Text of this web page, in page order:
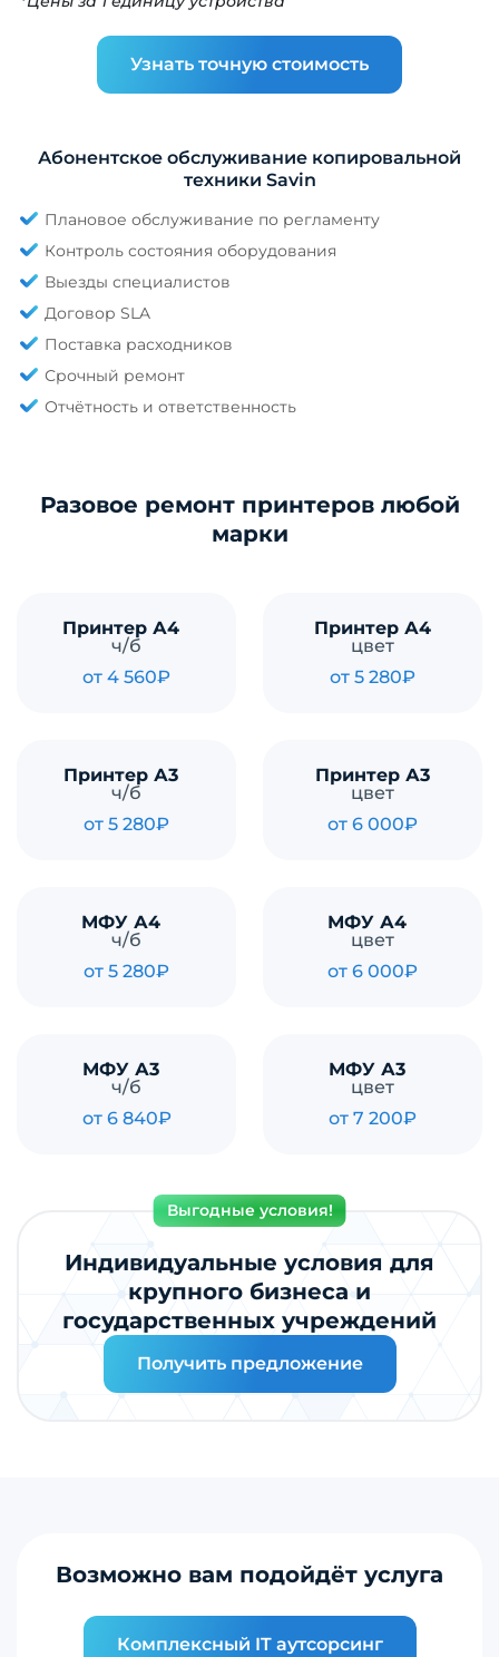
Узнать точную стоимость
Абонентское обслуживание копировальной
техники Savin
Плановое обслуживание по регламенту
Контроль состояния оборудования
Выезды специалистов
Договор SLA
Поставка расходников
Срочный ремонт
Отчётность и ответственность
Разовое ремонт принтеров любой
марки
Принтер А4
ч/б
от 4 560₽
Принтер А4
цвет
от 5 280₽
Принтер А3
ч/б
от 5 280₽
Принтер А3
цвет
от 6 000₽
МФУ А4
ч/б
от 5 280₽
МФУ А4
цвет
от 6 000₽
МФУ А3
ч/б
от 6 840₽
МФУ А3
цвет
от 7 200₽
Выгодные условия!
Индивидуальные условия для
крупного бизнеса и
государственных учреждений
Получить предложение
Возможно вам подойдёт услуга
Комплексный IT аутсорсинг